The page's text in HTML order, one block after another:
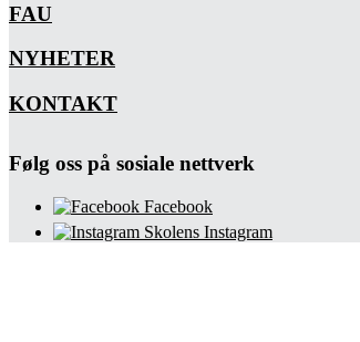
FAU
NYHETER
KONTAKT
Følg oss på sosiale nettverk
Facebook
Skolens Instagram